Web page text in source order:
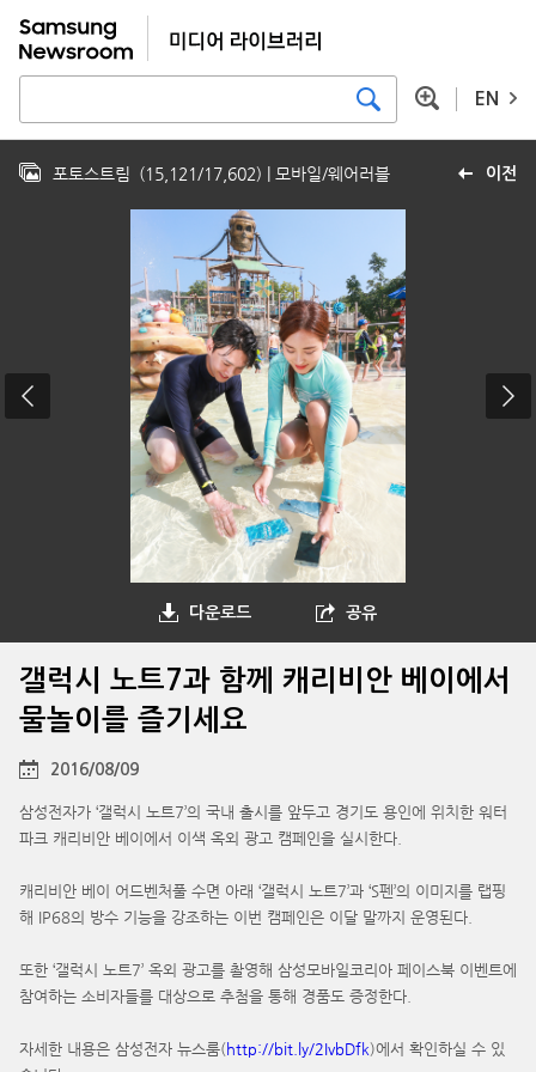
EN
이전
포토스트림 (15,121/17,602) | 모바일/웨어러블
다운로드 공유
갤럭시 노트7과 함께 캐리비안 베이에서
물놀이를 즐기세요
2016/08/09
삼성전자가 ‘갤럭시 노트7’의 국내 출시를 앞두고 경기도 용인에 위치한 워터
파크 캐리비안 베이에서 이색 옥외 광고 캠페인을 실시한다.
캐리비안 베이 어드벤처풀 수면 아래 ‘갤럭시 노트7’과 ‘S펜’의 이미지를 랩핑
해 IP68의 방수 기능을 강조하는 이번 캠페인은 이달 말까지 운영된다.
또한 ‘갤럭시 노트7’ 옥외 광고를 촬영해 삼성모바일코리아 페이스북 이벤트에
참여하는 소비자들를 대상으로 추첨을 통해 경품도 증정한다.
자세한 내용은 삼성전자 뉴스룸(http://bit.ly/2IvbDfk)에서 확인하실 수 있